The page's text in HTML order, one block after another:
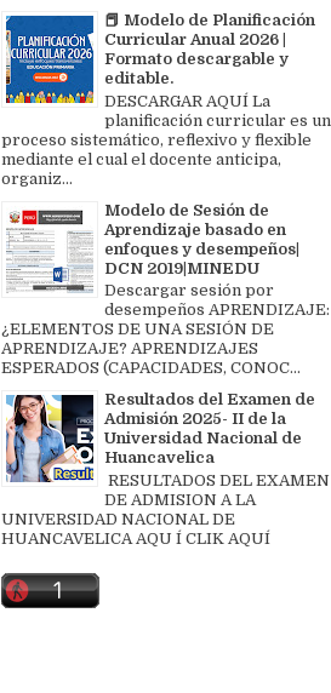
📕 Modelo de Planificación
Curricular Anual 2026 |
Formato descargable y
editable.
DESCARGAR AQUÍ La
planificación curricular es un
proceso sistemático, reflexivo y flexible
mediante el cual el docente anticipa,
organiz...
Modelo de Sesión de
Aprendizaje basado en
enfoques y desempeños|
DCN 2019|MINEDU
Descargar sesión por
desempeños APRENDIZAJE:
¿ELEMENTOS DE UNA SESIÓN DE
APRENDIZAJE? APRENDIZAJES
ESPERADOS (CAPACIDADES, CONOC...
Resultados del Examen de
Admisión 2025- II de la
Universidad Nacional de
Huancavelica
RESULTADOS DEL EXAMEN
DE ADMISION A LA
UNIVERSIDAD NACIONAL DE
HUANCAVELICA AQU Í CLIK AQUÍ